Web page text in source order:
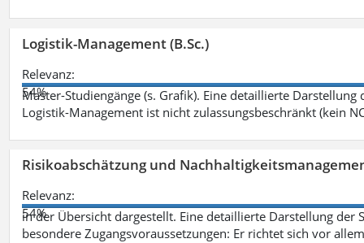
Logistik-Management (B.Sc.)
Relevanz:
54%
Master-Studiengänge (s. Grafik). Eine detaillierte
Logistik-Management ist nicht zulassungsbeschränkt (kein
Risikoabschätzung und
Relevanz:
54%
in der Übersicht dargestellt. Eine detaillierte Darstellung der
besondere Zugangsvoraussetzungen: Er richtet sich vor